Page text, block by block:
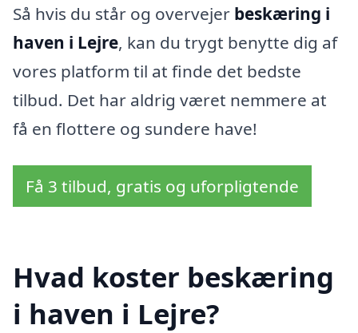
Så hvis du står og overvejer beskæring i
haven i Lejre, kan du trygt benytte dig af
vores platform til at finde det bedste
tilbud. Det har aldrig været nemmere at
få en flottere og sundere have!
Få 3 tilbud, gratis og uforpligtende
Hvad koster beskæring
i haven i Lejre?